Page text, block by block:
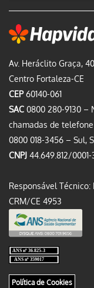
Av. Heráclito Graça,
Centro Fortaleza-CE
CEP60140-061
SAC 0800 280-9130 –
chamadas de
0800 018-3456 – Sul,
CNPJ 44.649.812/0001-
Responsável
CRM/CE 4953
Política de Cookies